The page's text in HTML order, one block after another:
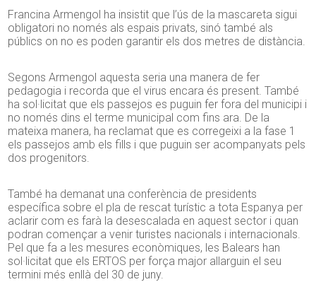
Francina Armengol ha insistit que l’ús de la mascareta sigui
obligatori no només als espais privats, sinó també als
públics on no es poden garantir els dos metres de distància.
Segons Armengol aquesta seria una manera de fer
pedagogia i recorda que el virus encara és present. També
ha sol·licitat que els passejos es puguin fer fora del municipi i
no només dins el terme municipal com fins ara. De la
mateixa manera, ha reclamat que es corregeixi a la fase 1
els passejos amb els fills i que puguin ser acompanyats pels
dos progenitors.
També ha demanat una conferència de presidents
específica sobre el pla de rescat turístic a tota Espanya per
aclarir com es farà la desescalada en aquest sector i quan
podran començar a venir turistes nacionals i internacionals.
Pel que fa a les mesures econòmiques, les Balears han
sol·licitat que els ERTOS per força major allarguin el seu
termini més enllà del 30 de juny.